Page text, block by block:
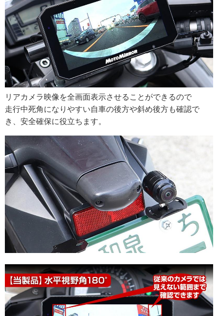
リアカメラ映像を全画面表示させることができるので
走行中死角になりやすい自車の後方や斜め後方も確認で
き、安全確保に役立ちます。